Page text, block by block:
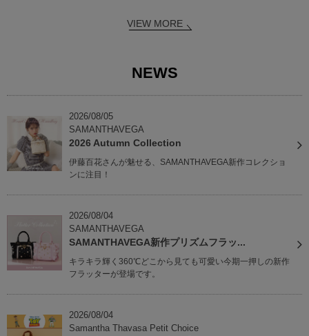
VIEW MORE
NEWS
2026/08/05
SAMANTHAVEGA
2026 Autumn Collection
伊藤百花さんが魅せる、SAMANTHAVEGA新作コレクショ
ンに注目！
2026/08/04
SAMANTHAVEGA
SAMANTHAVEGA新作プリズムフラッ...
キラキラ輝く360℃どこから見ても可愛い今期一押しの新作
フラッターが登場です。
2026/08/04
Samantha Thavasa Petit Choice